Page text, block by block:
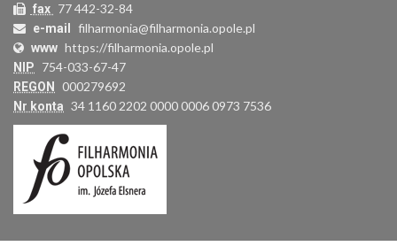
fax 77 442-32-84
e-mail filharmonia@filharmonia.opole.pl
www https://filharmonia.opole.pl
NIP 754-033-67-47
REGON 000279692
Nr konta 34 1160 2202 0000 0006 0973 7536